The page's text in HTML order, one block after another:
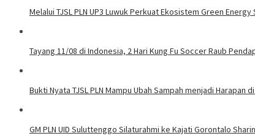
Melalui TJSL PLN UP3 Luwuk Perkuat Ekosistem Green Energy
Tayang 11/08 di Indonesia, 2 Hari Kung Fu Soccer Raub
Bukti Nyata TJSL PLN Mampu Ubah Sampah menjadi Harapan
GM PLN UID Suluttenggo Silaturahmi ke Kajati Gorontalo